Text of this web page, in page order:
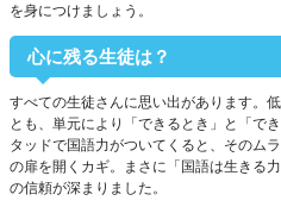
を身につけましょう。
心に残る生徒は？
すべての生徒さんに思い出があります。
とも、単元により「できるとき」と「で
タッドで国語力がついてくると、そのム
の扉を開くカギ。まさに「国語は生きる
の信頼が深まりました。